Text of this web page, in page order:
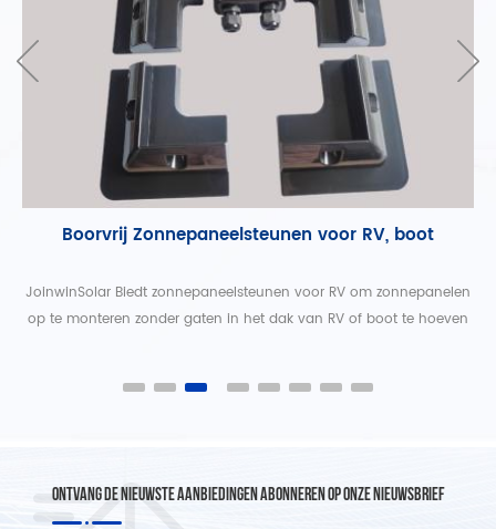
Boorvrij Zonnepaneelsteunen voor RV, boot
JoinwinSolar Biedt zonnepaneelsteunen voor RV om zonnepanelen
op te monteren zonder gaten in het dak van RV of boot te hoeven
ONTVANG DE NIEUWSTE AANBIEDINGEN ABONNEREN OP ONZE NIEUWSBRIEF